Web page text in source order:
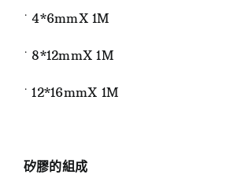
˙ 4*6mmX 1M
˙ 8*12mmX 1M
˙ 12*16mmX 1M
矽膠的組成